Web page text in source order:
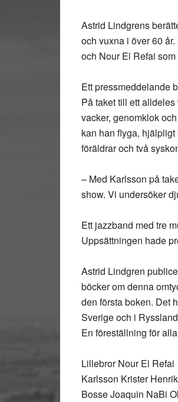
Astrid Lindgrens
och vuxna i över 60
och Nour El Refai
Ett pressmeddelande
På taket till ett
vacker, genomklok
kan han flyga,
föräldrar och två
– Med Karlsson på
show. Vi undersöker
Ett jazzband med tre
Uppsättningen hade
Astrid Lindgren
böcker om denna
den första boken. Det
Sverige och i
En föreställning för
Lillebror Nour El Refai
Karlsson Krister
Bosse Joaquin NaBi